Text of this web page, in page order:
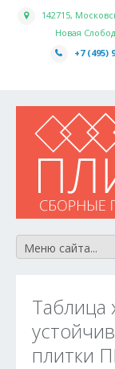
142715,
Новая
+7 (495)
Таблица
плитки